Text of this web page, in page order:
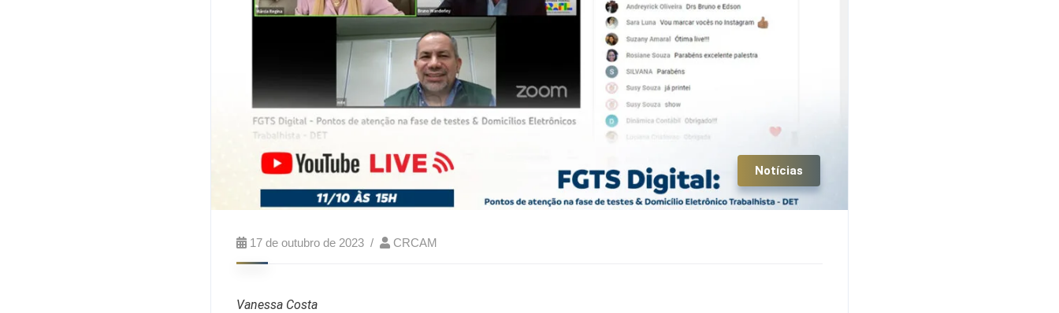
Notícias
17 de outubro de 2023 CRCAM
Vanessa Costa